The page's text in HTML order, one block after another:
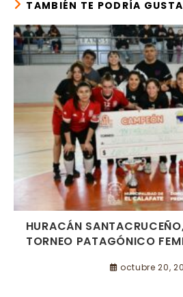
TAMBIÉN TE PODRÍA
HURACÁN
TORNEO PATAGÓNICO
octubre 20,